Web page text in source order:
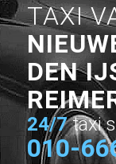
TAXI
DEN
24/7 taxi
010-